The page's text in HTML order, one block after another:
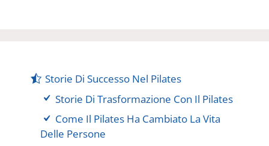
Storie Di Successo Nel Pilates
Storie Di Trasformazione Con Il Pilates
Come Il Pilates Ha Cambiato La Vita
Delle Persone